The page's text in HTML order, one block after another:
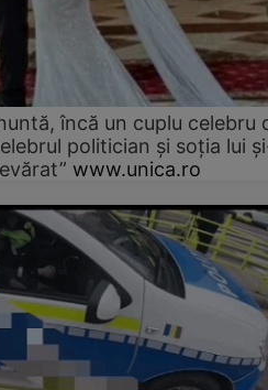
încă un cuplu celebru
politician și soția lui
www.unica.ro